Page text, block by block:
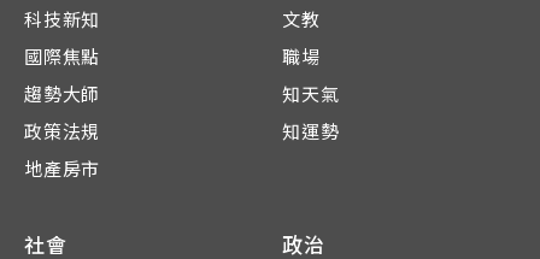
科技新知
國際焦點
趨勢大師
政策法規
地產房市
文教
職場
知天氣
知運勢
社會 政治